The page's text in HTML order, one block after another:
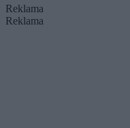
Reklama
Reklama